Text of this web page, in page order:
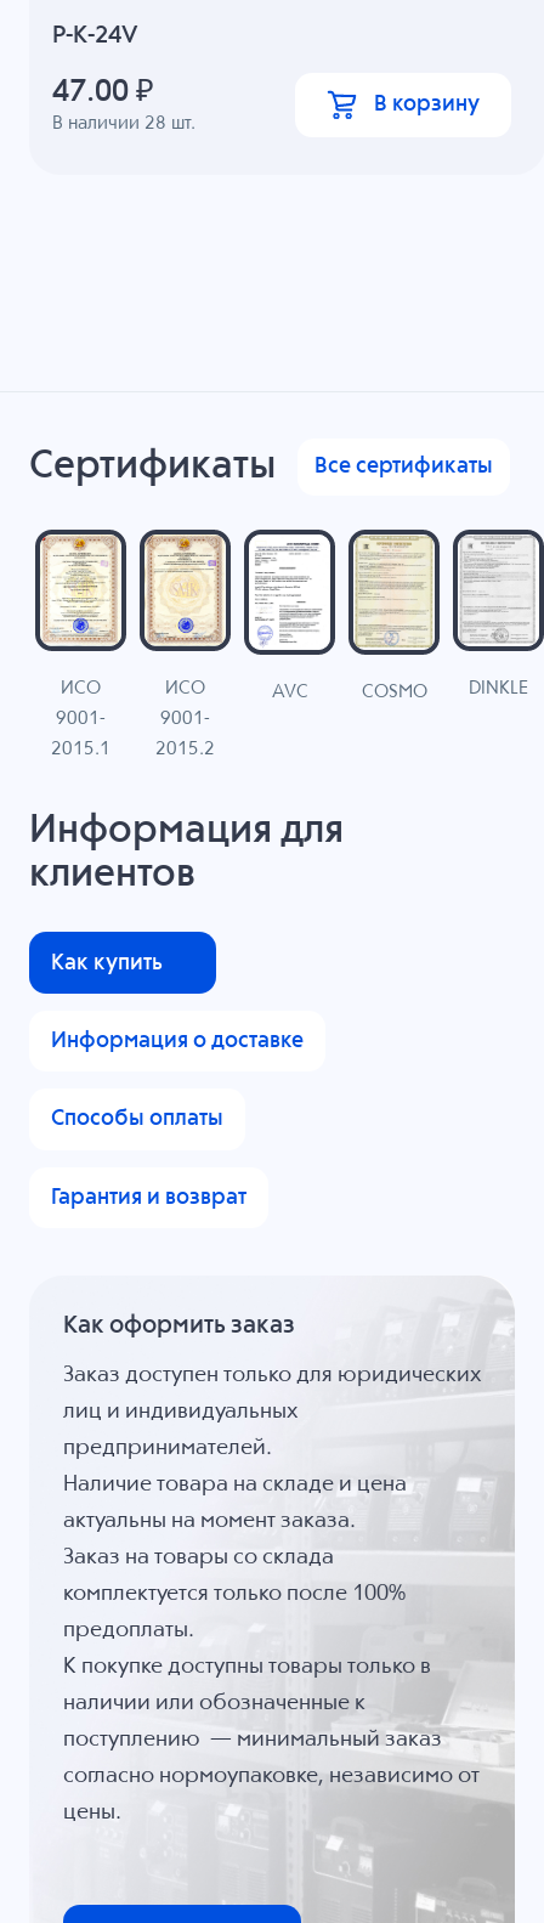
P-K-24V
В наличии 28 шт.
47.00 ₽ В корзину
Сертификаты Все сертификаты
ИСО
9001-
2015.1
ИСО
9001-
2015.2
AVC COSMO DINKLE
Информация для
клиентов
Как купить
Информация о доставке
Способы оплаты
Гарантия и возврат
Как оформить заказ
Заказ доступен только для юридических
лиц и индивидуальных
предпринимателей.
Наличие товара на складе и цена
актуальны на момент заказа.
Заказ на товары со склада
комплектуется только после 100%
предоплаты.
К покупке доступны товары только в
наличии или обозначенные к
поступлению — минимальный заказ
согласно нормоупаковке, независимо от
цены.